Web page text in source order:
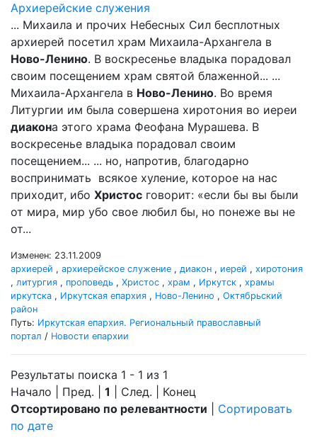
Архиерейские служения
... Михаила и прочих Небесных Сил бесплотных
архиерей посетил храм Михаила-Архангела в
Ново-Ленино. В воскресенье владыка порадовал
своим посещением храм святой блаженной... ...
Михаила-Архангела в Ново-Ленино. Во время
Литургии им была совершена хиротония во иереи
диакона этого храма Феофана Мурашева. В
воскресенье владыка порадовал своим
посещением... ... но, напротив, благодарно
воспринимать всякое хуление, которое на нас
приходит, ибо Христос говорит: «если бы вы были
от мира, мир убо свое любил бы, но понеже вы не
от...
Изменен: 23.11.2009
архиерей , архиерейское служение , диакон , иерей , хиротония
, литургия , проповедь , Христос , храм , Иркутск , храмы
иркутска , Иркутская епархия , Ново-Ленино , Октябрьский
район
Путь: Иркутская епархия. Региональный православный
портал / Новости епархии
Результаты поиска 1 - 1 из 1
Начало | Пред. | 1 | След. | Конец
Отсортировано по релевантности
Сортировать
по дате